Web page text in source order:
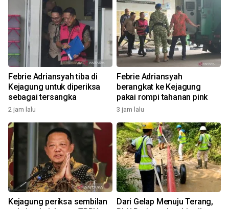
Febrie Adriansyah tiba di
Kejagung untuk diperiksa
sebagai tersangka
2 jam lalu
Febrie Adriansyah
berangkat ke Kejagung
pakai rompi tahanan pink
3 jam lalu
Kejagung periksa sembilan
Dari Gelap Menuju Terang,